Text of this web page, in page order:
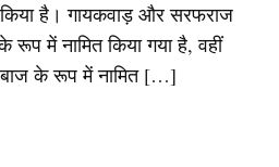
है। गायकवाड़ और सरफराज
रूप में नामित किया गया है, वहीं
के रूप में नामित […]